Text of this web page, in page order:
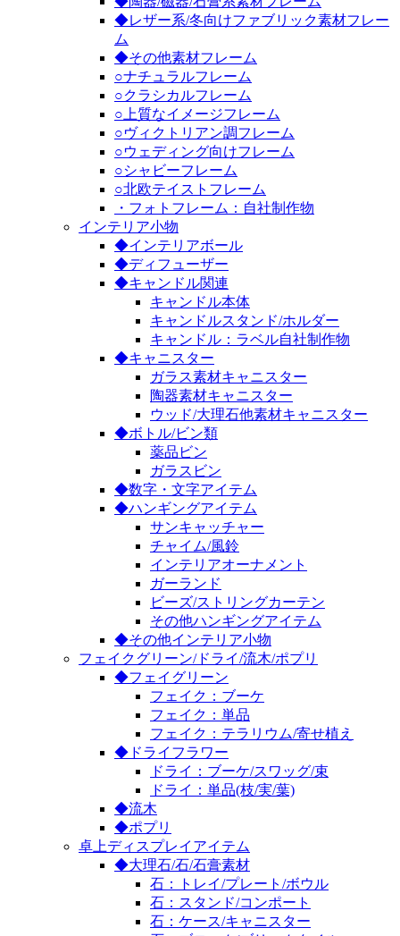
◆レザー系/冬向けファブリック素材フレー
ム
◆その他素材フレーム
○ナチュラルフレーム
○クラシカルフレーム
○上質なイメージフレーム
○ヴィクトリアン調フレーム
○ウェディング向けフレーム
○シャビーフレーム
○北欧テイストフレーム
・フォトフレーム：自社制作物
インテリア小物
◆インテリアボール
◆ディフューザー
◆キャンドル関連
キャンドル本体
キャンドルスタンド/ホルダー
キャンドル：ラベル自社制作物
◆キャニスター
ガラス素材キャニスター
陶器素材キャニスター
ウッド/大理石他素材キャニスター
◆ボトル/ビン類
薬品ビン
ガラスビン
◆数字・文字アイテム
◆ハンギングアイテム
サンキャッチャー
チャイム/風鈴
インテリアオーナメント
ガーランド
ビーズ/ストリングカーテン
その他ハンギングアイテム
◆その他インテリア小物
フェイクグリーン/ドライ/流木/ポプリ
◆フェイグリーン
フェイク：ブーケ
フェイク：単品
フェイク：テラリウム/寄せ植え
◆ドライフラワー
ドライ：ブーケ/スワッグ/束
ドライ：単品(枝/実/葉)
◆流木
◆ポプリ
卓上ディスプレイアイテム
◆大理石/石/石膏素材
石：トレイ/プレート/ボウル
石：スタンド/コンポート
石：ケース/キャニスター